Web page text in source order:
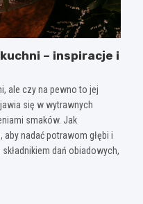
– inspiracje i
ale czy na pewno to jej
się w wytrawnych
smaków. Jak
nadać potrawom głębi i
dań obiadowych,